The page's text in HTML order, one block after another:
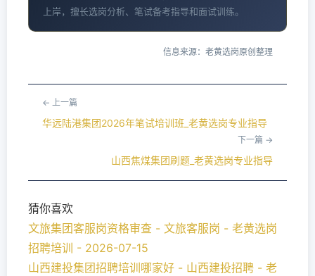
上岸，擅长选岗分析、笔试备考指导和面试训练。
信息来源：老黄选岗原创整理
← 上一篇
华远陆港集团2026年笔试培训班_老黄选岗专业指导
下一篇 →
山西焦煤集团刷题_老黄选岗专业指导
猜你喜欢
文旅集团客服岗资格审查 - 文旅客服岗 - 老黄选岗
招聘培训 - 2026-07-15
山西建投集团招聘培训哪家好 - 山西建投招聘 - 老